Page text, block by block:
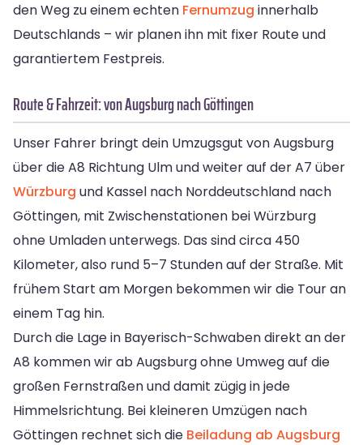
den Weg zu einem echten Fernumzug innerhalb
Deutschlands – wir planen ihn mit fixer Route und
garantiertem Festpreis.
Route & Fahrzeit: von Augsburg nach Göttingen
Unser Fahrer bringt dein Umzugsgut von Augsburg
über die A8 Richtung Ulm und weiter auf der A7 über
Würzburg und Kassel nach Norddeutschland nach
Göttingen, mit Zwischenstationen bei Würzburg
ohne Umladen unterwegs. Das sind circa 450
Kilometer, also rund 5–7 Stunden auf der Straße. Mit
frühem Start am Morgen bekommen wir die Tour an
einem Tag hin.
Durch die Lage in Bayerisch-Schwaben direkt an der
A8 kommen wir ab Augsburg ohne Umweg auf die
großen Fernstraßen und damit zügig in jede
Himmelsrichtung. Bei kleineren Umzügen nach
Göttingen rechnet sich die Beiladung ab Augsburg